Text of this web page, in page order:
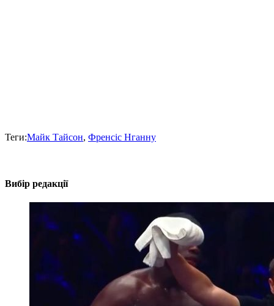
Теги:Майк Тайсон, Френсіс Нганну
Вибір редакції